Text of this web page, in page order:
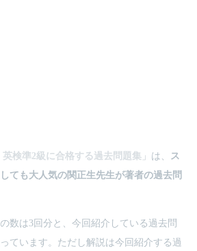
検準2級に合格する過去問題集 」は、 ス
ても大人気の関正生先生が著者の過去問
数は3回分と、今回紹介している過去問
ています。ただし解説は今回紹介する過